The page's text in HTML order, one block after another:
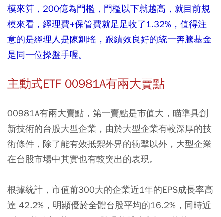
模來算，200億為門檻，門檻以下就越高，就目前規
模來看，經理費+保管費就足足收了1.32%，值得注
意的是經理人是陳釧瑤，跟績效良好的統一奔騰基金
是同一位操盤手喔。
主動式ETF 00981A有兩大賣點
00981A有兩大賣點，第一賣點是市值大，瞄準具創
新技術的台股大型企業，由於大型企業有較深厚的技
術條件，除了能有效抵禦外界的衝擊以外，大型企業
在台股市場中其實也有較突出的表現。
根據統計，市值前300大的企業近1年的EPS成長率高
達 42.2%，明顯優於全體台股平均的16.2%，同時近